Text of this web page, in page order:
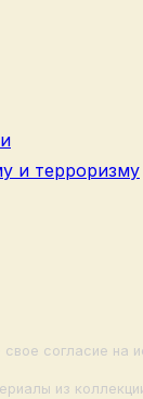
и терроризму
согласие на
из